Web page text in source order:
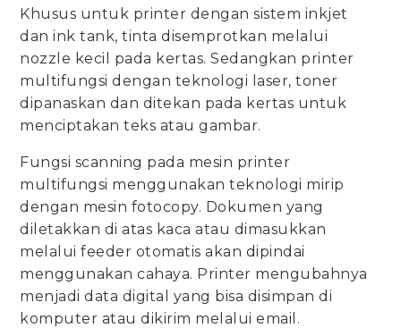
Khusus untuk printer dengan sistem inkjet
dan ink tank, tinta disemprotkan melalui
nozzle kecil pada kertas. Sedangkan printer
multifungsi dengan teknologi laser, toner
dipanaskan dan ditekan pada kertas untuk
menciptakan teks atau gambar.
Fungsi scanning pada mesin printer
multifungsi menggunakan teknologi mirip
dengan mesin fotocopy. Dokumen yang
diletakkan di atas kaca atau dimasukkan
melalui feeder otomatis akan dipindai
menggunakan cahaya. Printer mengubahnya
menjadi data digital yang bisa disimpan di
komputer atau dikirim melalui email.